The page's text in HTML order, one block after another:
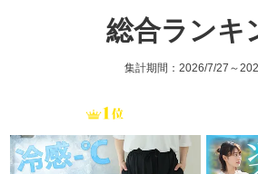
総合ランキ
集計期間：2026/7/27～